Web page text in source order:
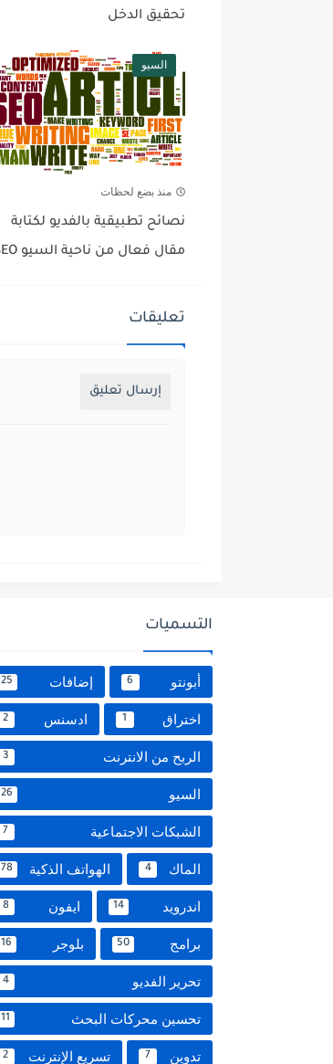
تحقيق الدخل
السيو
منذ بضع لحظات
نصائح تطبيقية بالفديو لكتابة
مقال فعال من ناحية السيو SEO
تعليقات
إرسال تعليق
التسميات
أبونتو 6 إضافات 25
اختراق 1 ادسنس 2
الربح من الانترنت 3
السيو 26
الشبكات الاجتماعية 7
الماك 4 الهواتف الذكية 78
اندرويد 14 ايفون 8
برامج 50 بلوجر 16
تحرير الفديو 4
تحسين محركات البحث 11
تدوين 7 تسريع الإنترنت 2